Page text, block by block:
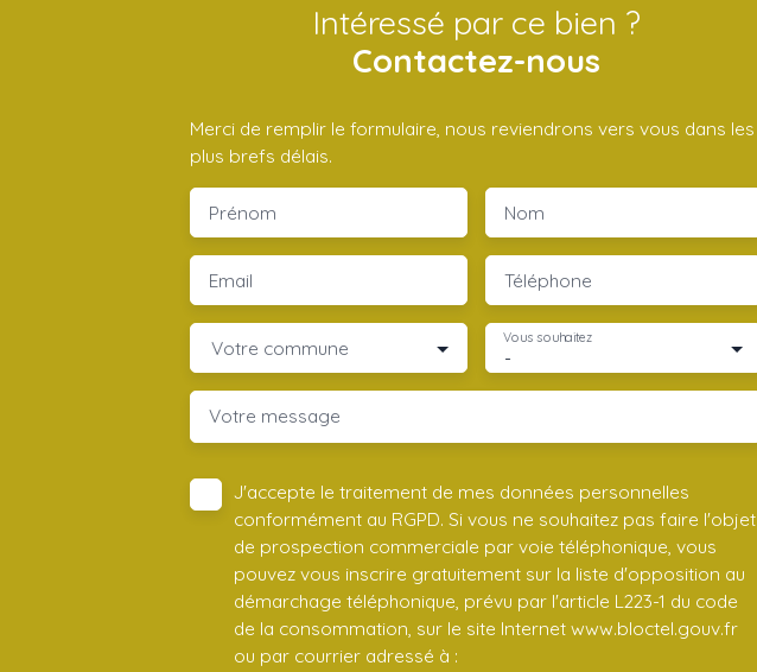
Intéressé par ce bien ?
Contactez-nous
Merci de remplir le formulaire, nous reviendrons vers vous dans les
plus brefs délais.
Prénom Nom
Email Téléphone
Votre commune -
Vous souhaitez
Votre message
J'accepte le traitement de mes données personnelles
conformément au RGPD. Si vous ne souhaitez pas faire l'objet
de prospection commerciale par voie téléphonique, vous
pouvez vous inscrire gratuitement sur la liste d'opposition au
démarchage téléphonique, prévu par l'article L223-1 du code
de la consommation, sur le site Internet www.bloctel.gouv.fr
ou par courrier adressé à :